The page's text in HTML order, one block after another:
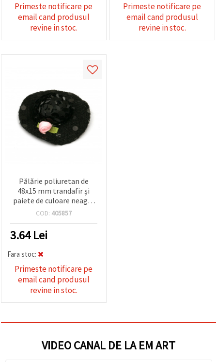
Primeste notificare pe
email cand produsul
revine in stoc.
Primeste notificare pe
email cand produsul
revine in stoc.
Pălărie poliuretan de
48x15 mm trandafir și
paiete de culoare neagră
-2 bucăți
COD: 405857
3.64Lei
Fara stoc:
Primeste notificare pe
email cand produsul
revine in stoc.
VIDEO CANAL DE LA EM ART